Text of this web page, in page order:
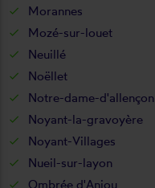
Morannes
Mozé-sur-louet
Neuillé
Noëllet
Notre-dame-d'allençon
Noyant-la-gravoyère
Noyant-Villages
Nueil-sur-layon
Ombrée d'Anjou